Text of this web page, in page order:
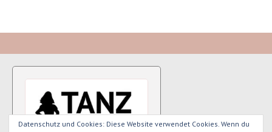
Datenschutz und Cookies: Diese Website verwendet Cookies. Wenn du